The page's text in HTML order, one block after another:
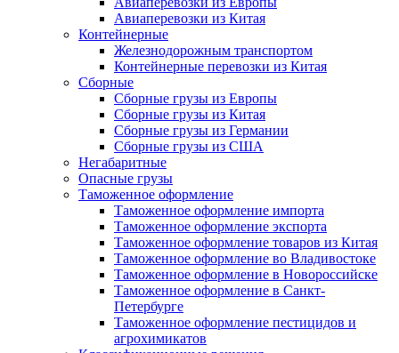
Авиаперевозки из Китая
Контейнерные
Железнодорожным транспортом
Контейнерные перевозки из Китая
Сборные
Сборные грузы из Европы
Сборные грузы из Китая
Сборные грузы из Германии
Сборные грузы из США
Негабаритные
Опасные грузы
Таможенное оформление
Таможенное оформление импорта
Таможенное оформление экспорта
Таможенное оформление товаров из Китая
Таможенное оформление во Владивостоке
Таможенное оформление в Новороссийске
Таможенное оформление в Санкт-
Петербурге
Таможенное оформление пестицидов и
агрохимикатов